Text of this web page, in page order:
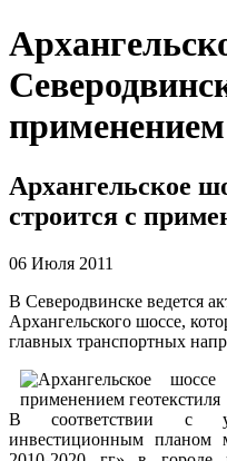
применением
Архангельское
строится с
06 Июля 2011
В Северодвинске ведется
Архангельского шоссе,
главных транспортных
В соответствии с
инвестиционным планом